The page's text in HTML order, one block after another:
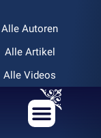
Alle Autoren
Alle Artikel
Alle Videos